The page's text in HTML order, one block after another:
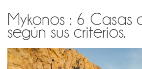
Mykonos : 6 Casas
según sus criterios.